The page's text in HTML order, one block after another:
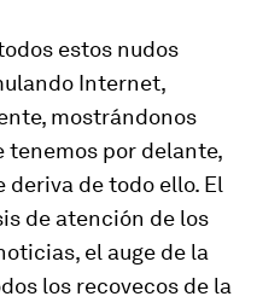
estos nudos
Internet,
mostrándonos
tenemos por delante,
deriva de todo ello. El
de atención de los
el auge de la
los recovecos de la